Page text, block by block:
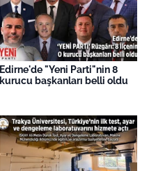
Edirne'de "Yeni Parti"nin 8
kurucu başkanları belli oldu